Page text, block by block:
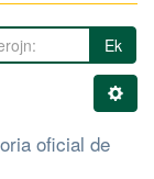
Ek
oficial de